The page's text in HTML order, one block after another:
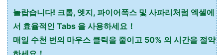
놀랍습니다! 크롬, 엣지, 파이어폭스 및 사파리처럼 엑셀에
서 효율적인 Tabs 을 사용하세요！
매일 수천 번의 마우스 클릭을 줄이고 50% 의 시간을 절약